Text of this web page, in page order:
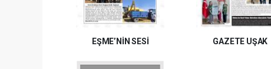
EŞME’NİN SESİ GAZETE UŞAK